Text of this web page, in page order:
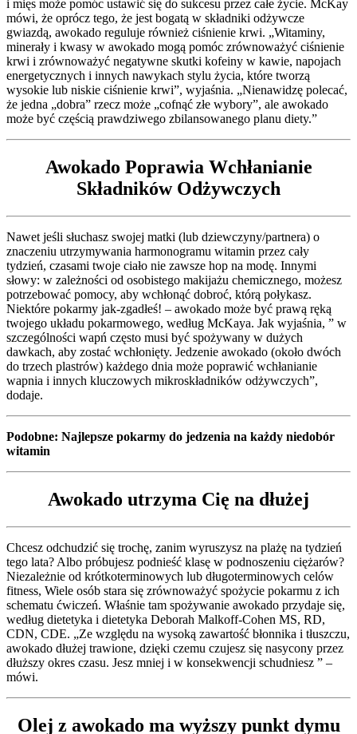
i mięs może pomóc ustawić się do sukcesu przez całe życie. McKay
mówi, że oprócz tego, że jest bogatą w składniki odżywcze
gwiazdą, awokado reguluje również ciśnienie krwi. „Witaminy,
minerały i kwasy w awokado mogą pomóc zrównoważyć ciśnienie
krwi i zrównoważyć negatywne skutki kofeiny w kawie, napojach
energetycznych i innych nawykach stylu życia, które tworzą
wysokie lub niskie ciśnienie krwi”, wyjaśnia. „Nienawidzę polecać,
że jedna „dobra” rzecz może „cofnąć złe wybory”, ale awokado
może być częścią prawdziwego zbilansowanego planu diety.”
Awokado Poprawia Wchłanianie
Składników Odżywczych
Nawet jeśli słuchasz swojej matki (lub dziewczyny/partnera) o
znaczeniu utrzymywania harmonogramu witamin przez cały
tydzień, czasami twoje ciało nie zawsze hop na modę. Innymi
słowy: w zależności od osobistego makijażu chemicznego, możesz
potrzebować pomocy, aby wchłonąć dobroć, którą połykasz.
Niektóre pokarmy jak-zgadłeś! – awokado może być prawą ręką
twojego układu pokarmowego, według McKaya. Jak wyjaśnia, ” w
szczególności wapń często musi być spożywany w dużych
dawkach, aby zostać wchłonięty. Jedzenie awokado (około dwóch
do trzech plastrów) każdego dnia może poprawić wchłanianie
wapnia i innych kluczowych mikroskładników odżywczych”,
dodaje.
Podobne: Najlepsze pokarmy do jedzenia na każdy niedobór
witamin
Awokado utrzyma Cię na dłużej
Chcesz odchudzić się trochę, zanim wyruszysz na plażę na tydzień
tego lata? Albo próbujesz podnieść klasę w podnoszeniu ciężarów?
Niezależnie od krótkoterminowych lub długoterminowych celów
fitness, Wiele osób stara się zrównoważyć spożycie pokarmu z ich
schematu ćwiczeń. Właśnie tam spożywanie awokado przydaje się,
według dietetyka i dietetyka Deborah Malkoff-Cohen MS, RD,
CDN, CDE. „Ze względu na wysoką zawartość błonnika i tłuszczu,
awokado dłużej trawione, dzięki czemu czujesz się nasycony przez
dłuższy okres czasu. Jesz mniej i w konsekwencji schudniesz ” –
mówi.
Olej z awokado ma wyższy punkt dymu